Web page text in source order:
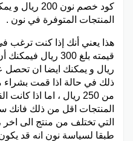
كود خصم نون
المنتجات المتوفرة في نون .
هذا يعني أنك إذا كنت ترغب
ريال و يمكنك ايضا ان تحصل
ذلك في حالة اذا قمت بشراء
من 250 ريال ، اما اذا
المنتجات اقل من ذلك
التي تختلف من منتج الى